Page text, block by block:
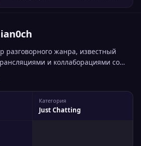
разговорного жанра, известный
и коллаборациями со
Категория
Just Chatting